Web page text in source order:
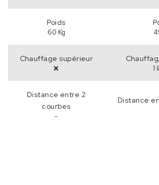
Poids
60 Kg
Chauffage supérieur
❌ 1
Distance entre 2
courbes
-
Distance